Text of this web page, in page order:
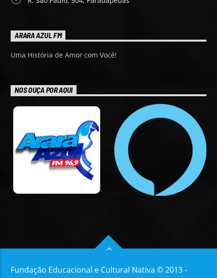
ARARA AZUL FM
Uma História de Amor com Você!
NOS OUÇA POR AQUI
Fundação Educacional e Cultural Nativa © 2013 -